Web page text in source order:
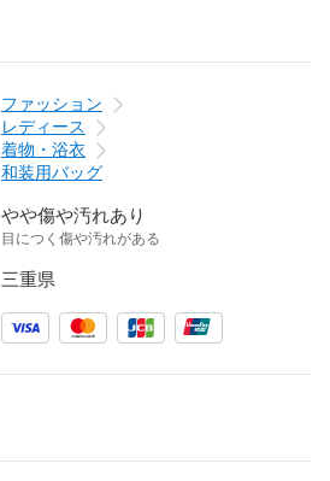
ファッション
レディース
着物・浴衣
和装用バッグ
やや傷や汚れあり
目につく傷や汚れがある
三重県